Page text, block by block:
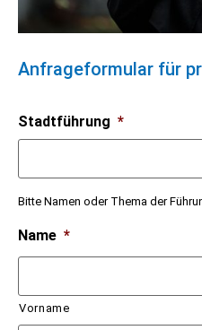
Anfrageformular für
Stadtführung *
Bitte Namen oder Thema der
Name *
Vorname